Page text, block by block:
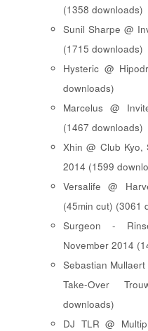
(1358 downloads)
Sunil Sharpe @
(1715 downloads)
Hysteric @
downloads)
Marcelus @
(1467 downloads)
Xhin @ Club Kyo,
2014 (1599
Versalife @
(45min cut) (3061
Surgeon -
November 2014
Sebastian
Take-Over
downloads)
DJ TLR @